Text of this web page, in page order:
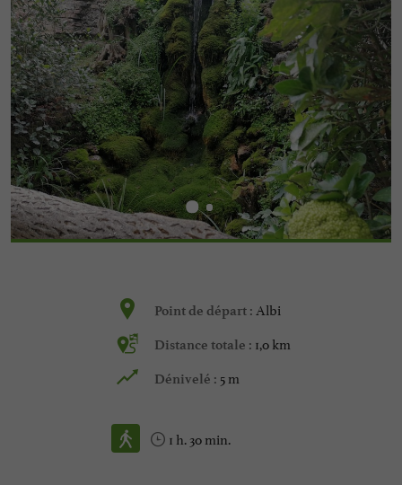
Point de départ : Albi
Distance totale : 1,0 km
Dénivelé : 5 m
1 h. 30 min.